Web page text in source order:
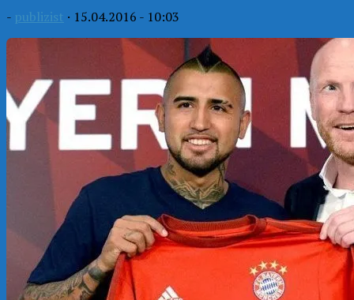
- publizist · 15.04.2016 - 10:03